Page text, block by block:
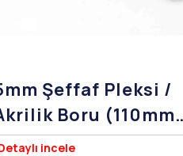
Şeffaf Pleksi /
Boru (110mm
incele